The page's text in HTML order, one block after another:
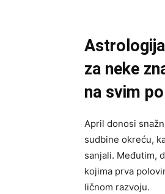
za neke
na svim
April donosi
sudbine okreću,
sanjali. Međutim,
kojima prva
ličnom razvoju.